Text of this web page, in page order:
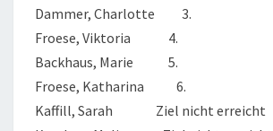
Dammer, Charlotte 3.
Froese, Viktoria 4.
Backhaus, Marie 5.
Froese, Katharina 6.
Kaffill, Sarah Ziel nicht erreicht